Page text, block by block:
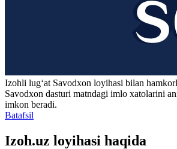
Izohli lugʻat Savodxon loyihasi bilan
Savodxon dasturi matndagi imlo xatolarini
imkon beradi.
Batafsil
Izoh.uz loyihasi haqida